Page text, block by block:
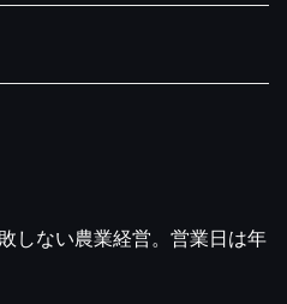
しない農業経営。営業日は年